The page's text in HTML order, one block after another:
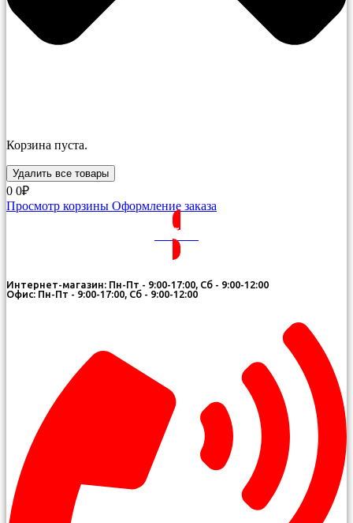
Корзина пуста.
Удалить все товары
0 0₽
Просмотр корзины Оформление заказа
ВОЙТИ
Интернет-магазин: Пн-Пт - 9:00-17:00, Сб - 9:00-12:00
Офис: Пн-Пт - 9:00-17:00, Сб - 9:00-12:00